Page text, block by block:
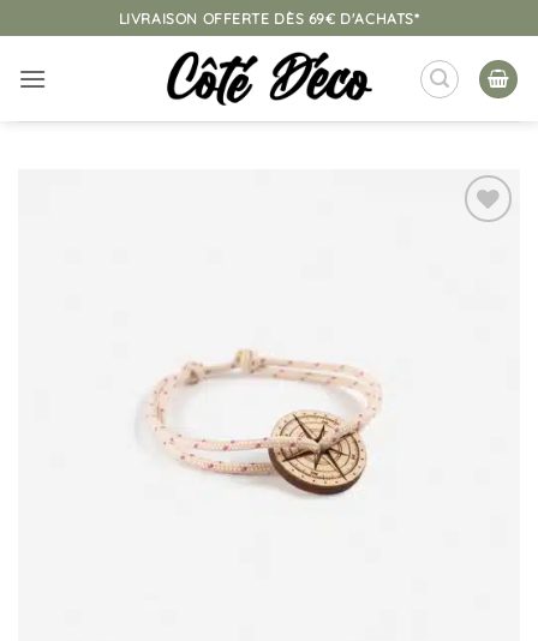
au
contenu
LIVRAISON OFFERTE DÈS 69€ D'ACHATS*